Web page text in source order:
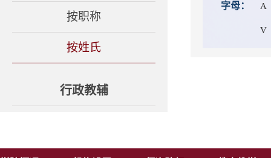
按职称
按姓氏
行政教辅
字母： A
V